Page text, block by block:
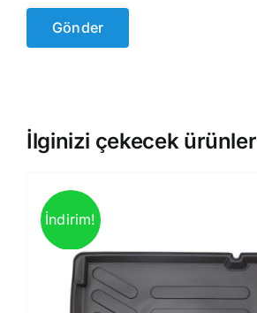
İlginizi çekecek ürünler
İndirim!